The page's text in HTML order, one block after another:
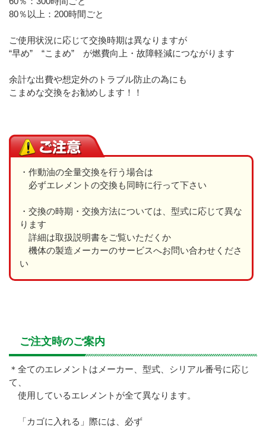
80％以上：200時間ごと
ご使用状況に応じて交換時期は異なりますが
“早め” “こまめ” が燃費向上・故障軽減につながります
余計な出費や想定外のトラブル防止の為にも
こまめな交換をお勧めします！！
・作動油の全量交換を行う場合は
必ずエレメントの交換も同時に行って下さい
・交換の時期・交換方法については、型式に応じて異な
ります
詳細は取扱説明書をご覧いただくか
機体の製造メーカーのサービスへお問い合わせくださ
い
ご注文時のご案内
＊全てのエレメントはメーカー、型式、シリアル番号に応じ
て、
使用しているエレメントが全て異なります。
「カゴに入れる」際には、必ず